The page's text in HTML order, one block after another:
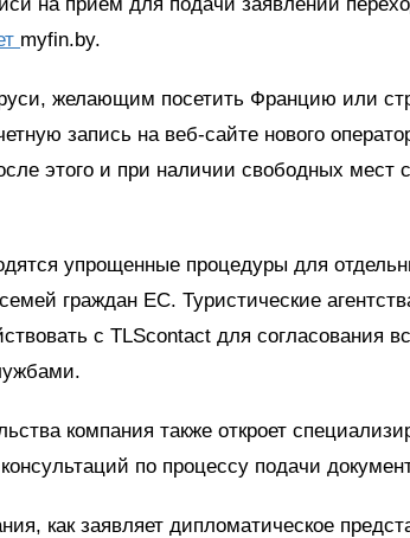
myfin.by.
желающим посетить Францию или
запись на веб-сайте нового
этого и при наличии свободных мест
упрощенные процедуры для
граждан ЕС. Туристические
с TLScontact для согласования
компания также откроет
по процессу подачи
как заявляет дипломатическое